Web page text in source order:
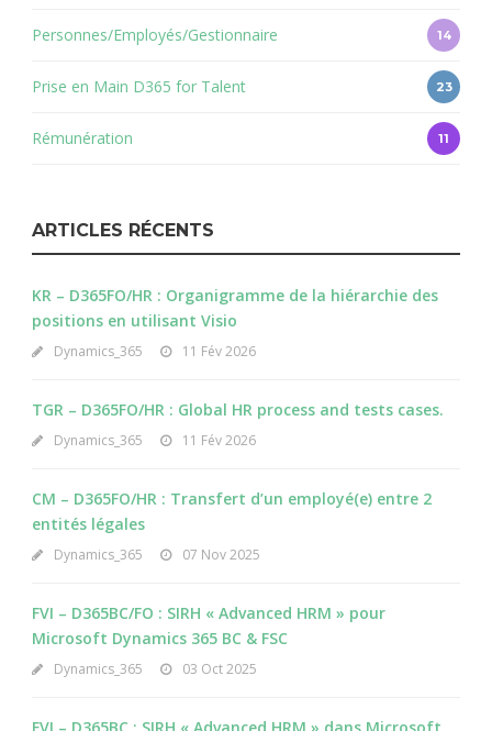
Personnes/Employés/Gestionnaire 14
Prise en Main D365 for Talent 23
Rémunération 11
ARTICLES RÉCENTS
KR – D365FO/HR : Organigramme de la hiérarchie des
positions en utilisant Visio
Dynamics_365 11 Fév 2026
TGR – D365FO/HR : Global HR process and tests cases.
Dynamics_365 11 Fév 2026
CM – D365FO/HR : Transfert d’un employé(e) entre 2
entités légales
Dynamics_365 07 Nov 2025
FVI – D365BC/FO : SIRH « Advanced HRM » pour
Microsoft Dynamics 365 BC & FSC
Dynamics_365 03 Oct 2025